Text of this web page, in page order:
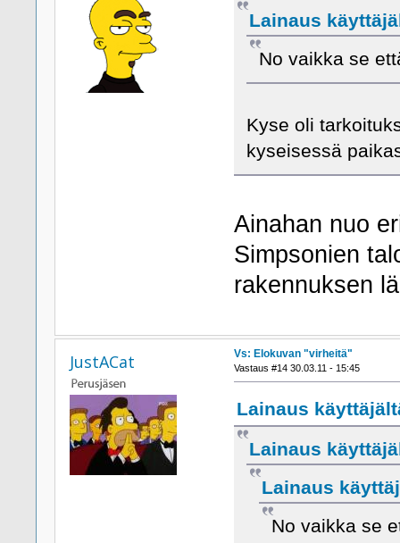
Lainaus
No vaikka se
Kyse oli
kyseisessä
Ainahan nuo
Simpsonien
rakennuksen
JustACat Vs: Elokuvan "virheitä"
Vastaus #14 30.03.11 - 15:45
Lainaus
Lainaus
Lainaus
No vaikka se